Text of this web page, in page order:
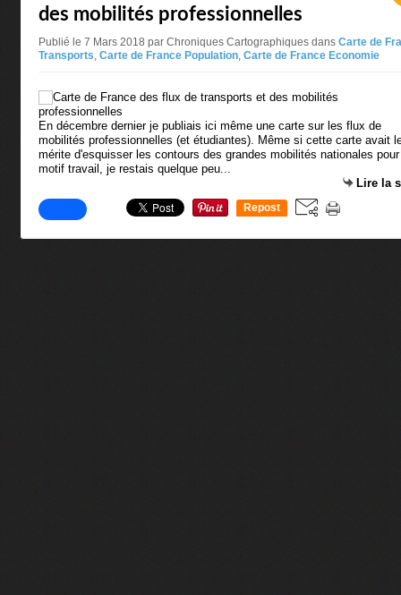
des mobilités professionnelles
Publié le 7 Mars 2018 par Chroniques Cartographiques dans Carte de
Transports, Carte de France Population, Carte de France Economie
En décembre dernier je publiais ici même une carte sur les flux de
mobilités professionnelles (et étudiantes). Même si cette carte avait
mérite d'esquisser les contours des grandes mobilités nationales
motif travail, je restais quelque peu...
Lire la
Repost